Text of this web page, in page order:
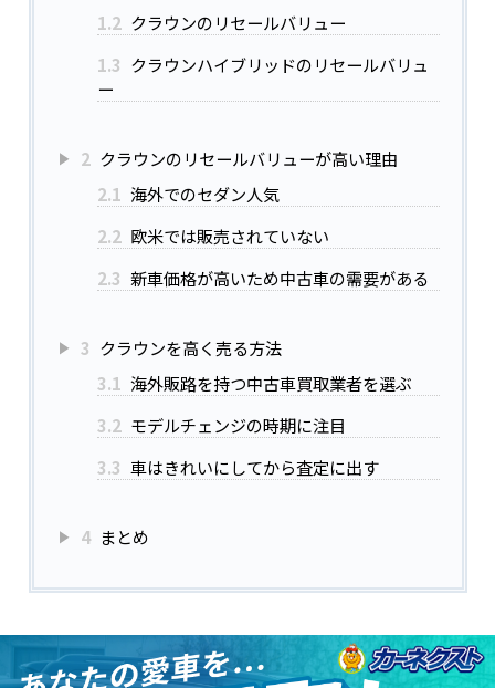
1.2 クラウンのリセールバリュー
1.3 クラウンハイブリッドのリセールバリュ
ー
2 クラウンのリセールバリューが高い理由
2.1 海外でのセダン人気
2.2 欧米では販売されていない
2.3 新車価格が高いため中古車の需要がある
3 クラウンを高く売る方法
3.1 海外販路を持つ中古車買取業者を選ぶ
3.2 モデルチェンジの時期に注目
3.3 車はきれいにしてから査定に出す
4 まとめ